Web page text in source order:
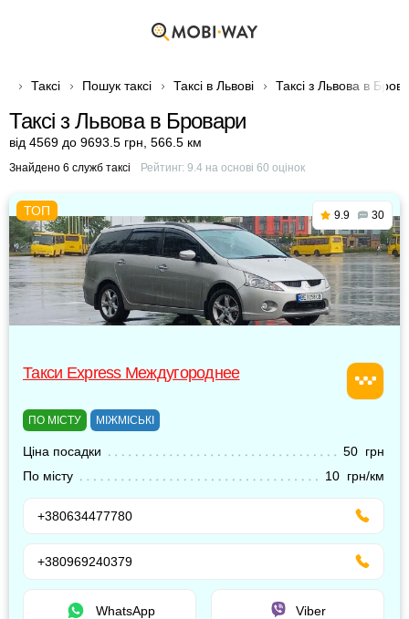
Таксі Пошук таксі Таксі в Львові Таксі з Львова в
Таксі з Львова в Бровари
від 4569 до 9693.5 грн 566.5 км
Знайдено 6 служб таксі Рейтинг: 9.4на основі 60 оцінок
9.9 30
Такси Express Междугороднее
ПО МІСТУ МІЖМІСЬКІ
Ціна посадки
50 грн
По місту
10 грн/км
+380634477780
+380969240379
WhatsApp Viber